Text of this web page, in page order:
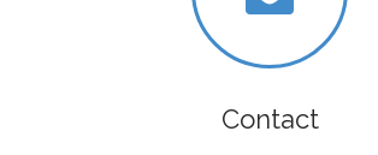
Contact